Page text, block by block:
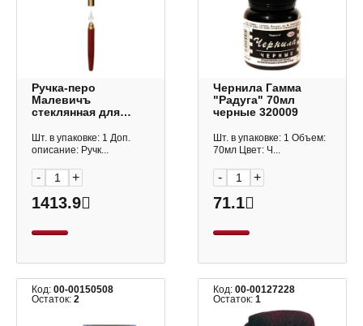
Ручка-перо
Малевичъ
стеклянная для
кругл.корп 195300
Шт. в упаковке: 1 Доп.
описание: Ручк...
- +
1413.9
Чернила Гамма
"Радуга" 70мл
черные 320009
Шт. в упаковке: 1 Объем:
70мл Цвет: Ч...
- +
71.1
Код: 00-00150508
Остаток: 2
Код:00-00127228
Остаток:1